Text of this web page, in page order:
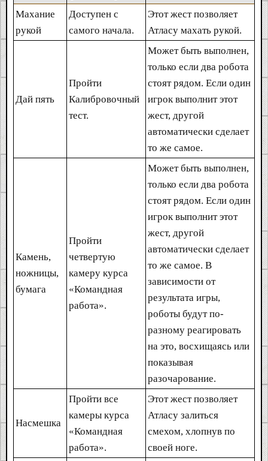
Махание
рукой
Доступен с
самого начала.
Этот жест позволяет
Атласу махать рукой.
Дай пять
Пройти
Калибровочный
тест.
Может быть выполнен,
только если два робота
стоят рядом. Если один
игрок выполнит этот
жест, другой
автоматически сделает
то же самое.
Камень,
ножницы,
бумага
Пройти
четвертую
камеру курса
«Командная
работа».
Может быть выполнен,
только если два робота
стоят рядом. Если один
игрок выполнит этот
жест, другой
автоматически сделает
то же самое. В
зависимости от
результата игры,
роботы будут по-
разному реагировать
на это, восхищаясь или
показывая
разочарование.
Насмешка
Пройти все
камеры курса
«Командная
работа».
Этот жест позволяет
Атласу залиться
смехом, хлопнув по
своей ноге.